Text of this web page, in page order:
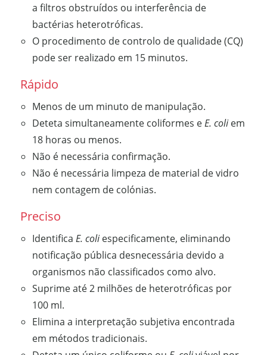
a filtros obstruídos ou interferência de
bactérias heterotróficas.
O procedimento de controlo de qualidade (CQ)
pode ser realizado em 15 minutos.
Rápido
Menos de um minuto de manipulação.
Deteta simultaneamente coliformes eE. coliem
18 horas ou menos.
Não é necessária confirmação.
Não é necessária limpeza de material de vidro
nem contagem de colónias.
Preciso
Identifica E. coliespecificamente, eliminando
notificação pública desnecessária devido a
organismos não classificados como alvo.
Suprime até 2 milhões de heterotróficas por
100 ml.
Elimina a interpretação subjetiva encontrada
em métodos tradicionais.